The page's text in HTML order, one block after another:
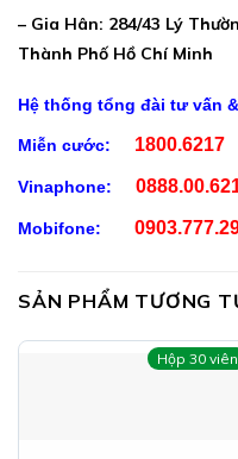
Chondroitin sulfate
Vitamin C (Acid L-
làm dày (tinh bột),
stearat), Chất ổn định
(Hypromellose
Nipasol), màu thực
dioxyd).
– Gia Hân: 284/43 Lý
Thành Phố Hồ Chí Minh
Hệ thống tổng đài tư vấn
Miễn cước: 1800.6217
Vinaphone:
Mobifone:
SẢN PHẨM TƯƠNG
Hộp 30 viên